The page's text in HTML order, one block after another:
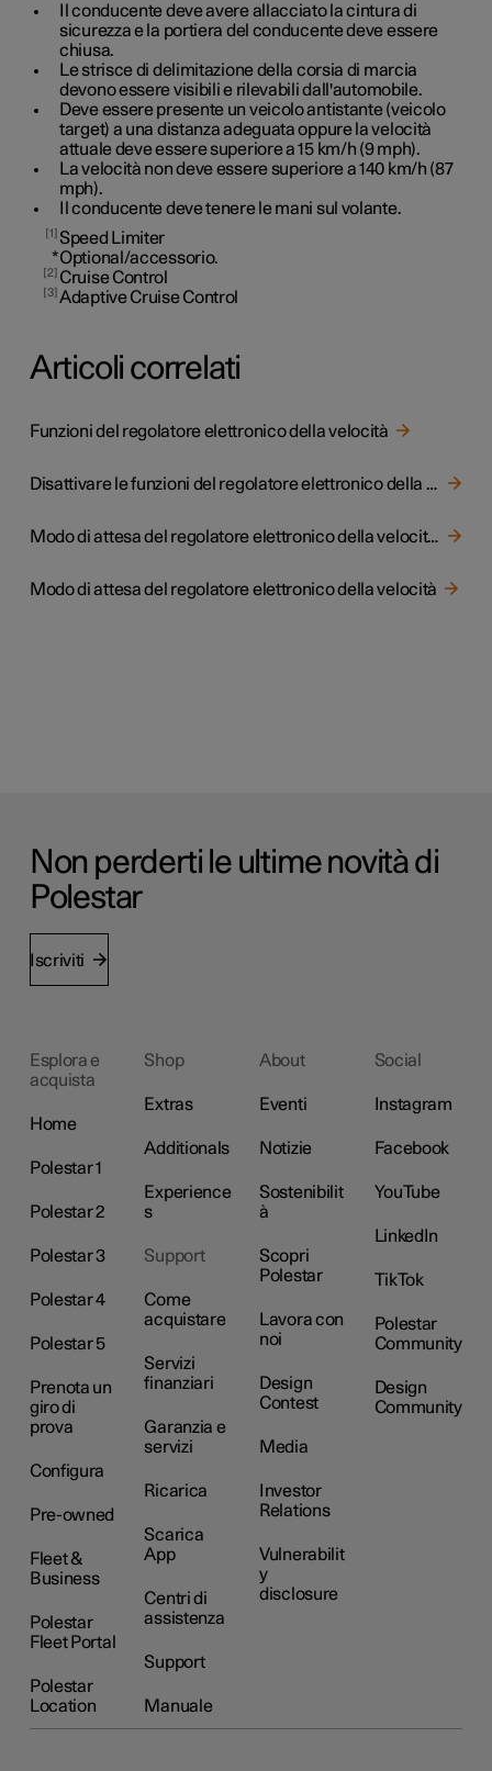
Il conducente deve avere allacciato la cintura di
sicurezza e la portiera del conducente deve essere
chiusa.
Le strisce di delimitazione della corsia di marcia
devono essere visibili e rilevabili dall'automobile.
Deve essere presente un veicolo antistante (veicolo
target) a una distanza adeguata oppure la velocità
attuale deve essere superiore a15 km/h (9 mph).
La velocità non deve essere superiore a 140 km/h (87
mph).
Il conducente deve tenere le mani sul volante.
1 Speed Limiter
*Optional/accessorio.
2 Cruise Control
3 Adaptive Cruise Control
Articoli correlati
Funzioni del regolatore elettronico della velocità
Disattivare le funzioni del regolatore elettronico della velocità
Modo di attesa del regolatore elettronico della velocità adattivo
Modo di attesa del regolatore elettronico della velocità
Non perderti le ultime novità di
Polestar
Iscriviti
Esplora e
acquista
Home
Polestar 1
Polestar 2
Polestar 3
Polestar 4
Polestar 5
Prenota un
giro di
prova
Configura
Pre-owned
Fleet &
Business
Polestar
Fleet Portal
Polestar
Location
Shop
Extras
Additionals
Experience
s
Support
Come
acquistare
Servizi
finanziari
Garanzia e
servizi
Ricarica
Scarica
App
Centri di
assistenza
Support
Manuale
About
Eventi
Notizie
Sostenibilit
à
Scopri
Polestar
Lavora con
noi
Design
Contest
Media
Investor
Relations
Vulnerabilit
y
disclosure
Social
Instagram
Facebook
YouTube
LinkedIn
TikTok
Polestar
Community
Design
Community